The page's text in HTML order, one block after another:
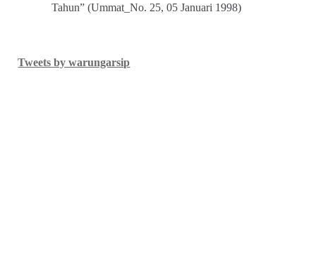
Tahun” (Ummat_No. 25, 05 Januari 1998)
Tweets by warungarsip